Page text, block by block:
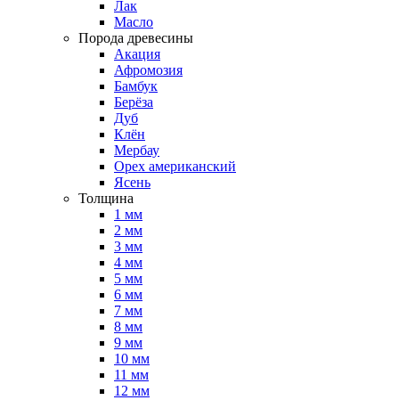
Лак
Масло
Порода древесины
Акация
Афромозия
Бамбук
Берёза
Дуб
Клён
Мербау
Орех американский
Ясень
Толщина
1 мм
2 мм
3 мм
4 мм
5 мм
6 мм
7 мм
8 мм
9 мм
10 мм
11 мм
12 мм